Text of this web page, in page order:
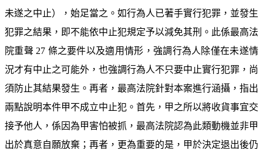
未遂之中止），始足當之。如行為人已著手實行犯罪，並發生
犯罪之結果，即不能依中止犯規定予以減免其刑。此係最高法
院重聲 27 條之要件以及適用情形，強調行為人除僅在未遂情
況才有中止之可能外，也強調行為人不只要中止實行犯罪，尚
須防止其結果發生。再者，最高法院針對本案進行涵攝，指出
兩點說明本件甲不成立中止犯。首先，甲之所以將收貨事宜交
接予他人，係因為甲害怕被抓，最高法院認為此類動機並非甲
出於真意自願放棄；再者，更為重要的是，甲於決定退出後仍